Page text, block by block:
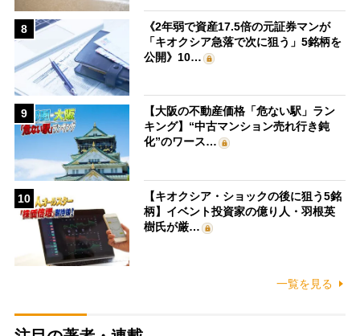
8
《2年弱で資産17.5倍の元証券マンが
「キオクシア急落で次に狙う」5銘柄を
公開》10…
9
【大阪の不動産価格「危ない駅」ラン
キング】“中古マンション売れ行き鈍
化”のワース…
10
【キオクシア・ショックの後に狙う5銘
柄】イベント投資家の億り人・羽根英
樹氏が厳…
一覧を見る